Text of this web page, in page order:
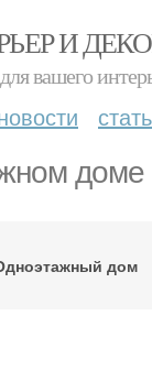
И
вашего
доме
дом